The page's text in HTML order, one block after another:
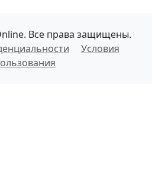
Все права защищены.
Условия